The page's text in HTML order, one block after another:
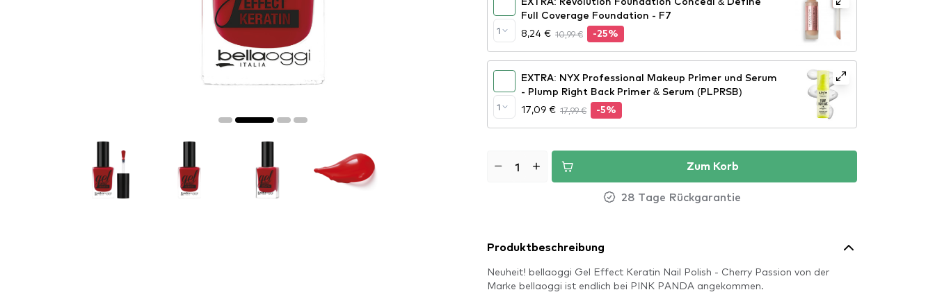
1
Full Coverage Foundation - F7
8,24 € 10,99 € -25%
1
EXTRA: NYX Professional Makeup Primer und Serum
- Plump Right Back Primer & Serum (PLPRSB)
17,09 € 17,99 € -5%
Zum Korb
28 Tage Rückgarantie
Produktbeschreibung
Neuheit! bellaoggi Gel Effect Keratin Nail Polish - Cherry Passion von der
Marke bellaoggi ist endlich bei PINK PANDA angekommen.